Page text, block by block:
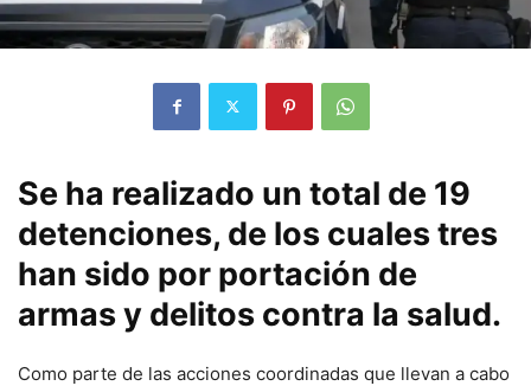
Se ha realizado un total de 19
detenciones, de los cuales tres
han sido por portación de
armas y delitos contra la salud.
Como parte de las acciones coordinadas que llevan a cabo